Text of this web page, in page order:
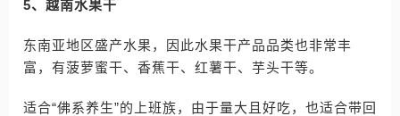
5、越南水果干
东南亚地区盛产水果，因此水果干产品品类也非常丰
富，有菠萝蜜干、香蕉干、红薯干、芋头干等。
适合“佛系养生”的上班族，由于量大且好吃，也适合带回